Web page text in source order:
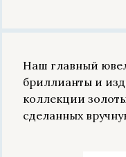
Наш главный
бриллианты и
коллекции
сделанных